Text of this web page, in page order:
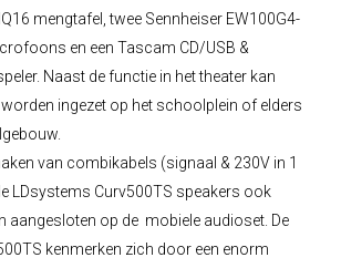
mengtafel, twee Sennheiser EW100G4-
en een Tascam CD/USB &
Naast de functie in het theater kan
ingezet op het schoolplein of elders
van combikabels (signaal & 230V in 1
LDsystems Curv500TS speakers ook
aangesloten op de mobiele audioset. De
kenmerken zich door een enorm